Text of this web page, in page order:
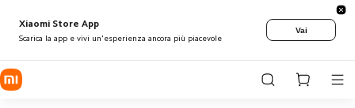
Xiaomi Store App
Scarica la app e vivi un'esperienza ancora più piacevole
Vai